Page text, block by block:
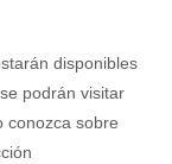
disponibles
podrán visitar
conozca sobre